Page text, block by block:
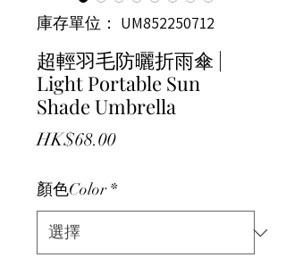
庫存單位： UM852250712
超輕羽毛防曬折雨傘 |
Light Portable Sun
Shade Umbrella
HK$68.00價格
顏色Color *